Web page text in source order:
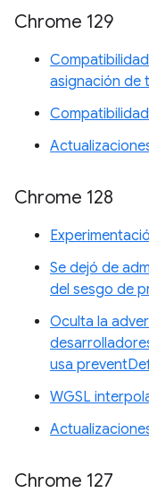
Chrome 129
asignación de
Chrome 128
Se dejó de
del sesgo de
Oculta la
usa
WGSL
Chrome 127